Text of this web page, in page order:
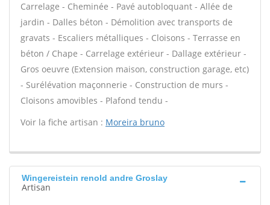
Carrelage - Cheminée - Pavé autobloquant - Allée de
jardin - Dalles béton - Démolition avec transports de
gravats - Escaliers métalliques - Cloisons - Terrasse en
béton / Chape - Carrelage extérieur - Dallage extérieur -
Gros oeuvre (Extension maison, construction garage, etc)
- Surélévation maçonnerie - Construction de murs -
Cloisons amovibles - Plafond tendu -
Voir la fiche artisan : Moreira bruno
Wingereistein renold andre Groslay
Artisan